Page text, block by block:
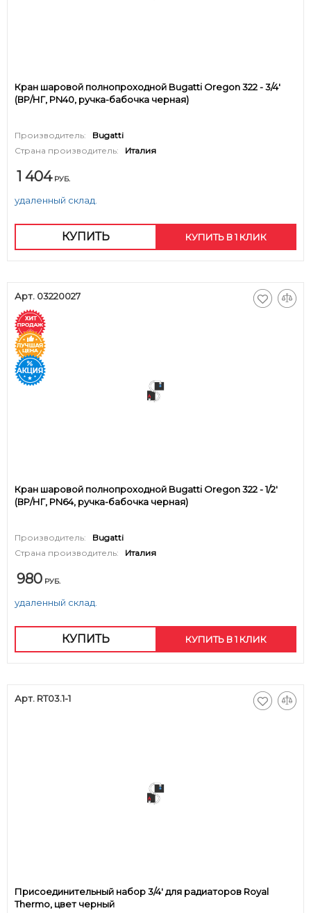
Кран шаровой полнопроходной Bugatti Oregon 322 - 3/4'
(ВР/НГ, PN40, ручка-бабочка черная)
Производитель:
Bugatti
Страна производитель:
Италия
1 404 РУБ.
удаленный склад.
КУПИТЬ КУПИТЬ В 1 КЛИК
Арт. 03220027
Кран шаровой полнопроходной Bugatti Oregon 322 - 1/2'
(ВР/НГ, PN64, ручка-бабочка черная)
Производитель:
Bugatti
Страна производитель:
Италия
980 РУБ.
удаленный склад.
КУПИТЬ КУПИТЬ В 1 КЛИК
Арт. RT03.1-1
Присоединительный набор 3/4' для радиаторов Royal
Thermo, цвет черный